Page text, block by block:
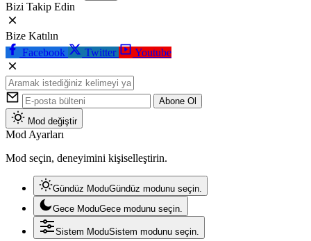
Bizi Takip Edin
Bize Katılın
Facebook
Twitter Youtube
Abone Ol
Mod değiştir
Mod Ayarları
Mod seçin, deneyimini kişiselleştirin.
Gündüz ModuGündüz modunu seçin.
Gece ModuGece modunu seçin.
Sistem ModuSistem modunu seçin.